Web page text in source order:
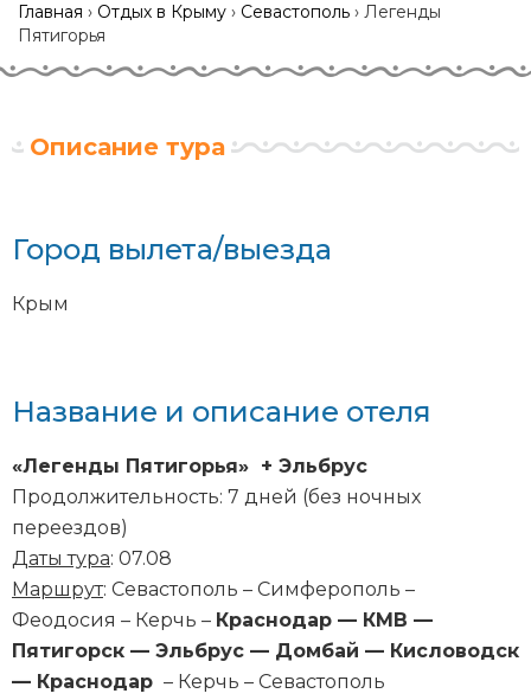
Главная › Отдых в Крыму › Севастополь › Легенды
Пятигорья
Описание тура
Город вылета/выезда
Крым
Название и описание отеля
«Легенды Пятигорья» + Эльбрус
Продолжительность: 7 дней (без ночных
переездов)
Даты тура: 07.08
Маршрут: Севастополь – Симферополь –
Феодосия – Керчь – Краснодар — КМВ —
Пятигорск — Эльбрус — Домбай — Кисловодск
— Краснодар – Керчь – Севастополь